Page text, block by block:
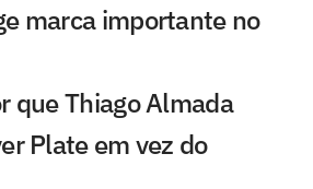
marca importante no
que Thiago Almada
Plate em vez do